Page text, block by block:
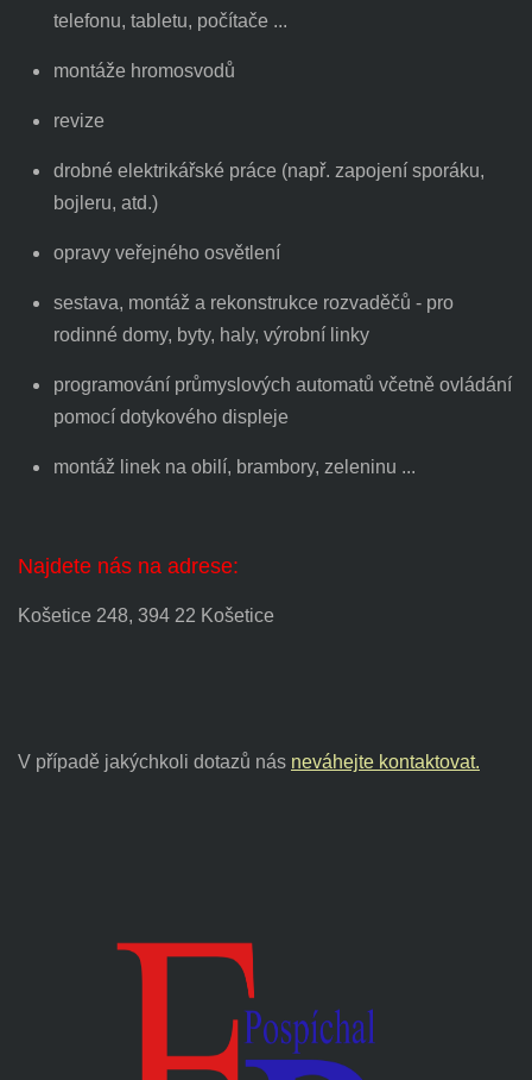
telefonu, tabletu, počítače ...
montáže hromosvodů
revize
drobné elektrikářské práce (např. zapojení sporáku,
bojleru, atd.)
opravy veřejného osvětlení
sestava, montáž a rekonstrukce rozvaděčů - pro
rodinné domy, byty, haly, výrobní linky
programování průmyslových automatů včetně ovládání
pomocí dotykového displeje
montáž linek na obilí, brambory, zeleninu ...
Najdete nás na adrese:
Košetice 248, 394 22 Košetice
V případě jakýchkoli dotazů nás neváhejte kontaktovat.